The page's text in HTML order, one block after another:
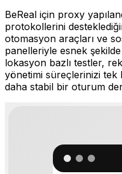
BeReal için proxy
protokollerini
otomasyon araçları ve
panelleriyle esnek
lokasyon bazlı testler,
yönetimi süreçlerinizi tek
daha stabil bir oturum